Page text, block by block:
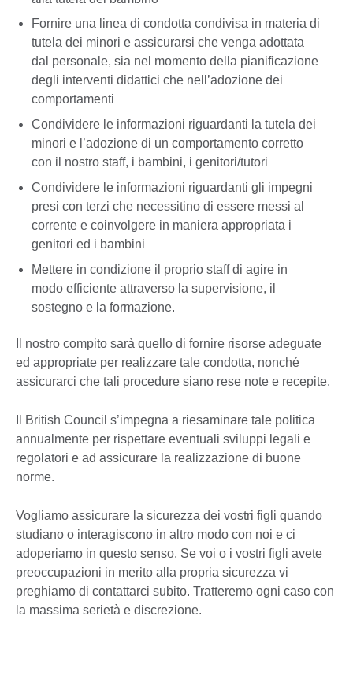
Fornire una linea di condotta condivisa in materia di
tutela dei minori e assicurarsi che venga adottata
dal personale, sia nel momento della pianificazione
degli interventi didattici che nell’adozione dei
comportamenti
Condividere le informazioni riguardanti la tutela dei
minori e l’adozione di un comportamento corretto
con il nostro staff, i bambini, i genitori/tutori
Condividere le informazioni riguardanti gli impegni
presi con terzi che necessitino di essere messi al
corrente e coinvolgere in maniera appropriata i
genitori ed i bambini
Mettere in condizione il proprio staff di agire in
modo efficiente attraverso la supervisione, il
sostegno e la formazione.
Il nostro compito sarà quello di fornire risorse adeguate
ed appropriate per realizzare tale condotta, nonché
assicurarci che tali procedure siano rese note e recepite.
Il British Council s’impegna a riesaminare tale politica
annualmente per rispettare eventuali sviluppi legali e
regolatori e ad assicurare la realizzazione di buone
norme.
Vogliamo assicurare la sicurezza dei vostri figli quando
studiano o interagiscono in altro modo con noi e ci
adoperiamo in questo senso. Se voi o i vostri figli avete
preoccupazioni in merito alla propria sicurezza vi
preghiamo di contattarci subito. Tratteremo ogni caso con
la massima serietà e discrezione.